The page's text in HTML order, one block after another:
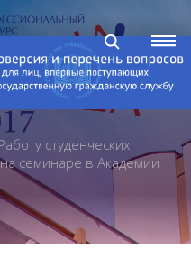
студенческих
семинаре в Академии